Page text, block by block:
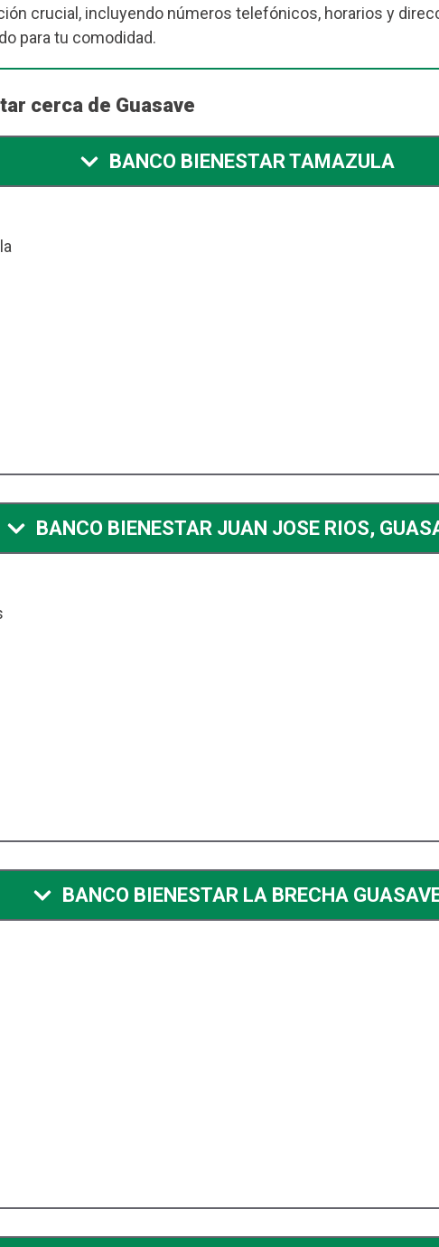
crucial, incluyendo números telefónicos, horarios y
para tu comodidad.
cerca de Guasave
BANCO BIENESTAR TAMAZULA
BANCO BIENESTAR JUAN JOSE RIOS,
BANCO BIENESTAR LA BRECHA